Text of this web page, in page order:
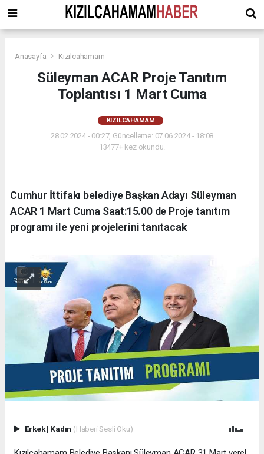
Anasayfa Kızılcahamam
Süleyman ACAR Proje Tanıtım
Toplantısı 1 Mart Cuma
KIZILCAHAMAM
28.02.2024 - 00:27, Güncelleme: 07.06.2024 - 18:08
13477+ kez okundu.
Cumhur İttifakı belediye Başkan Adayı Süleyman
ACAR 1 Mart Cuma Saat:15.00 de Proje tanıtım
programı ile yeni projelerini tanıtacak
Erkek| Kadın (Haberi Sesli Oku)